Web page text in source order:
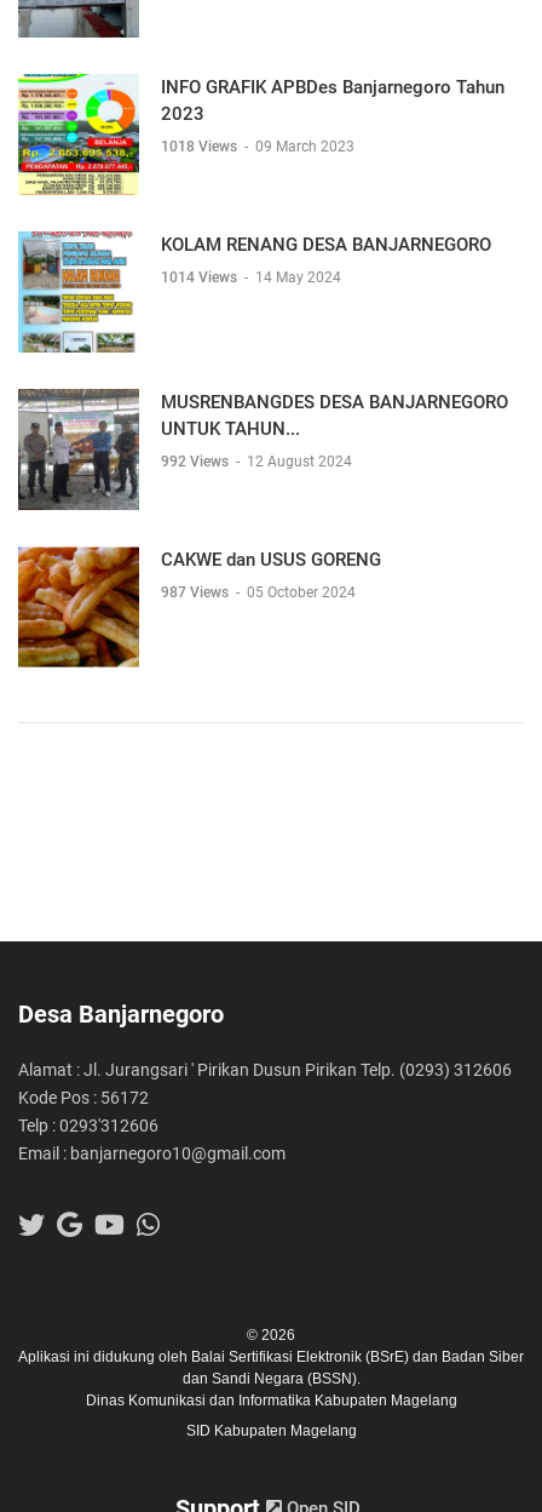
INFO GRAFIK APBDes Banjarnegoro Tahun
2023
1018 Views - 09 March 2023
KOLAM RENANG DESA BANJARNEGORO
1014 Views - 14 May 2024
MUSRENBANGDES DESA BANJARNEGORO
UNTUK TAHUN...
992 Views - 12 August 2024
CAKWE dan USUS GORENG
987 Views - 05 October 2024
Desa Banjarnegoro
Alamat : Jl. Jurangsari ' Pirikan Dusun Pirikan Telp. (0293) 312606
Kode Pos : 56172
Telp : 0293'312606
Email : banjarnegoro10@gmail.com
© 2026
Aplikasi ini didukung oleh Balai Sertifikasi Elektronik (BSrE) dan Badan Siber
dan Sandi Negara (BSSN).
Dinas Komunikasi dan Informatika Kabupaten Magelang
SID Kabupaten Magelang